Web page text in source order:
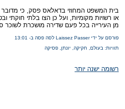
בית המשפט המחוזי בדאלאס פסק, כי
או רשויות מקומיות, ועל כן הצו בלתי חוקתי
מן העירייה בכל פעם שדירה מושכרת לשוכר
פורסם על ידי Laissez Passer לסה פסה ב- 13:01
תוויות: בעולם, חקיקה, יונתן, פסיקה
רשומה ישנה יותר